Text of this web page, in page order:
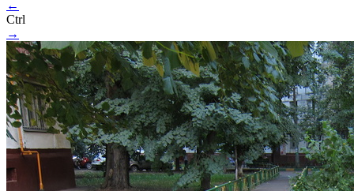
←
Ctrl
→